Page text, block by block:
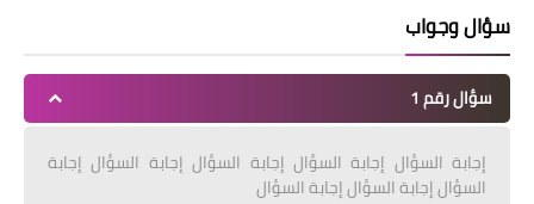
سؤال وجواب
سؤال رقم 1
إجابة السؤال إجابة السؤال إجابة السؤال إجابة السؤال إجابة
السؤال إجابة السؤال إجابة السؤال